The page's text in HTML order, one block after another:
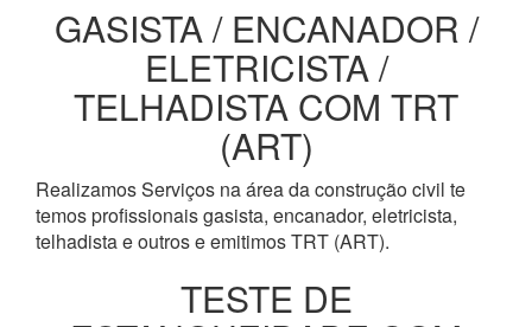
GASISTA / ENCANADOR /
ELETRICISTA /
TELHADISTA COM TRT
(ART)
Realizamos Serviços na área da construção civil te
temos profissionais gasista, encanador, eletricista,
telhadista e outros e emitimos TRT (ART).
TESTE DE